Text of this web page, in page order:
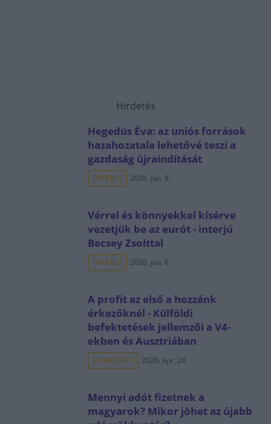
Hirdetés
Hegedüs Éva: az uniós források
hazahozatala lehetővé teszi a
gazdaság újraindítását
INTERJÚ 2026. jún. 8.
Vérrel és könnyekkel kísérve
vezetjük be az eurót - interjú
Becsey Zsolttal
INTERJÚ 2026. jún. 6.
A profit az első a hozzánk
érkezőknél - Külföldi
befektetések jellemzői a V4-
ekben és Ausztriában
ELEMZÉSEK 2026. ápr. 24.
Mennyi adót fizetnek a
magyarok? Mikor jöhet az újabb